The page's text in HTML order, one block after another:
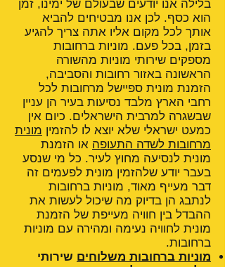
בלילה אנו יודעים שבעולם של ימינו, זמן
הוא כסף. לכן אנו מבטיחים להביא
אותך לכל מקום אליו אתה צריך להגיע
בזמן, בכל פעם. מוניות ברחובות
מספקים שירותי מוניות מהשורה
הראשונה באזור רחובות והסביבה,
הזמנת מונית ספיישל מרחובות לכל
רחבי הארץ מלבד נסיעות בעיר הן עניין
שבשגרה למרבית הישראלים. כיום אין
כמעט ישראלי שלא יוצא לו להזמין מונית
מרחובות לשדה התעופה או הזמנת
מונית לנסיעה מחוץ לעיר. כל מי שנסע
בעבר יודע שלהזמין מונית לפעמים זה
דבר מעייף מאוד, מוניות ברחובות
לנתבג הן בדיוק מה שיכול לעשות את
ההבדל בין חוויה מעייפת של הזמנת
מונית לחוויה נעימה ומהירה עם מוניות
ברחובות.
מוניות ברחובות משלוחים שירותי